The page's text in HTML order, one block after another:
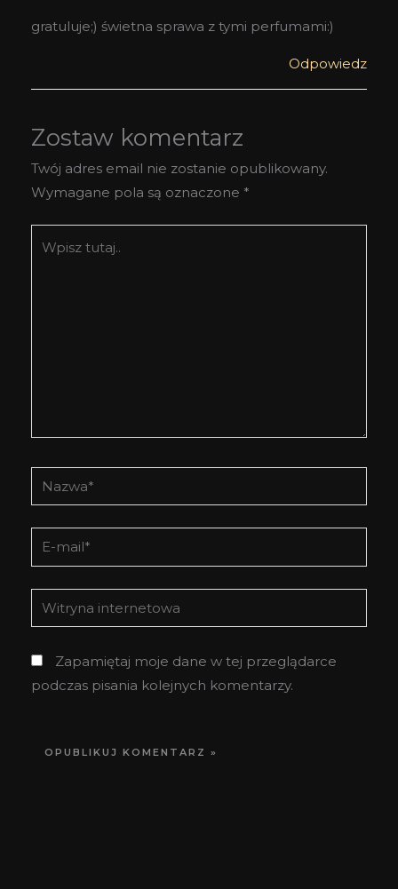
gratuluje;) świetna sprawa z tymi perfumami:)
Odpowiedz
Zostaw komentarz
Twój adres email nie zostanie opublikowany.
Wymagane pola są oznaczone *
tutaj..
Nazwa*
E-
mail*
Witryna
internetowa
Zapamiętaj moje dane w tej przeglądarce
podczas pisania kolejnych komentarzy.